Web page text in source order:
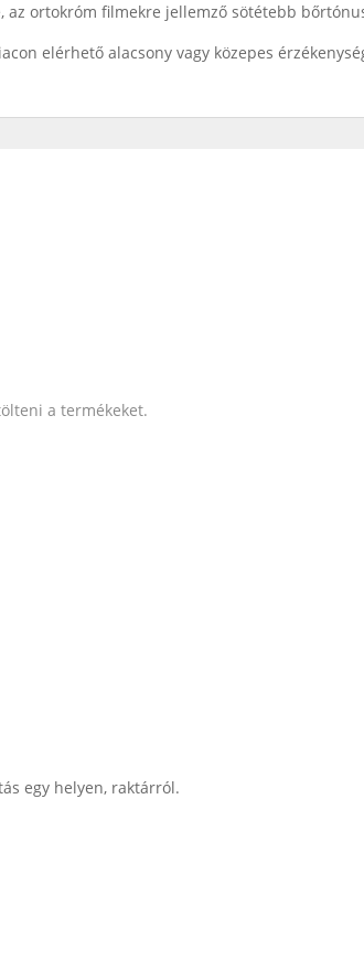
ortokróm filmekre jellemző sötétebb
elérhető alacsony vagy közepes
a termékeket.
egy helyen, raktárról.